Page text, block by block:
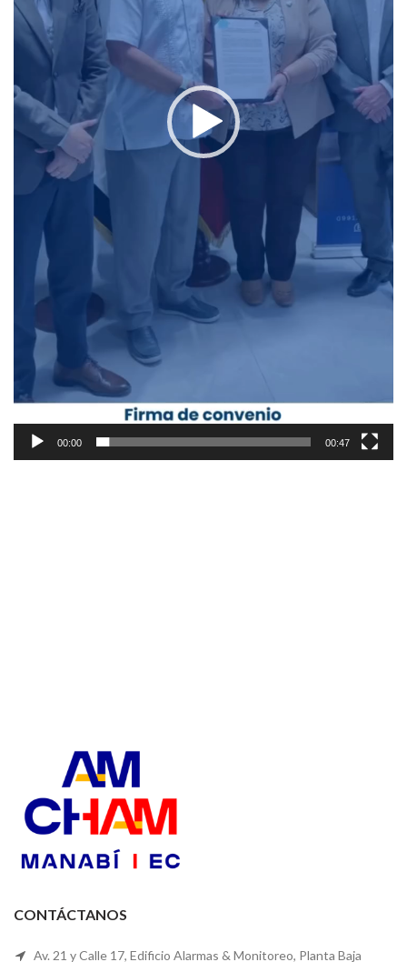
00:00 00:47
CONTÁCTANOS
Av. 21 y Calle 17, Edificio Alarmas & Monitoreo, Planta Baja